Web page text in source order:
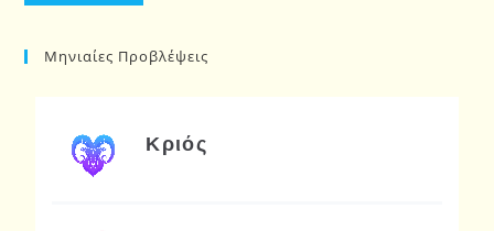
Μηνιαίες Προβλέψεις
Κριός